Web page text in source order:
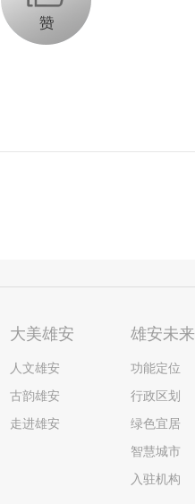
大美雄安
人文雄安
古韵雄安
走进雄安
雄安未来
功能定位
行政区划
绿色宜居
智慧城市
入驻机构